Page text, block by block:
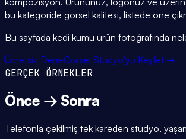
bu kategoride görsel kalitesi, listede öne
Bu sayfada kedi kumu ürün fotoğrafında
Ücretsiz DeneGörsel Stüdyo'yu Keşfet →
GERÇEK ÖRNEKLER
Önce → Sonra
Telefonla çekilmiş tek kareden stüdyo,